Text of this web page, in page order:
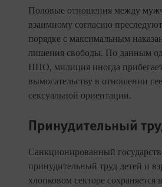
Половые отношения между
взаимному согласию
порядке с максимальным
лишения свободы. По данным
НПО, милиция иногда
вымогательству в отношении
сексуальной ориентации.
Принудительный
Санкционированный
принудительный труд детей и
хлопковом секторе сохраняется